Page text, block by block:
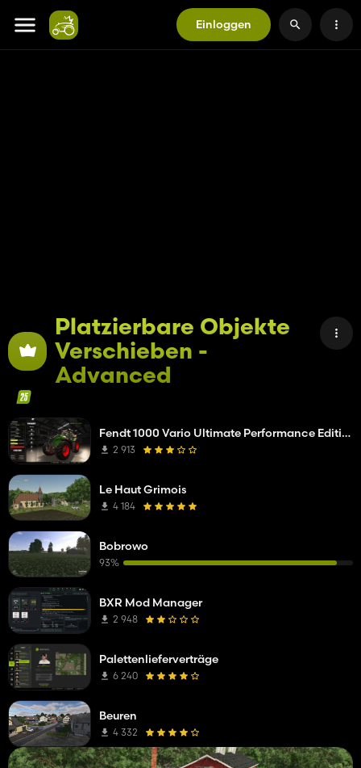
Einloggen
Platzierbare Objekte
Verschieben -
Advanced
Fendt 1000 Vario Ultimate Performance Edition
2 913
Le Haut Grimois
4 184
Bobrowo
93%
BXR Mod Manager
2 948
Palettenlieferverträge
6 240
Beuren
4 332